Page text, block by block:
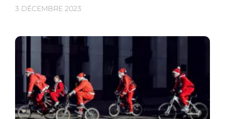
3 DÉCEMBRE 2023